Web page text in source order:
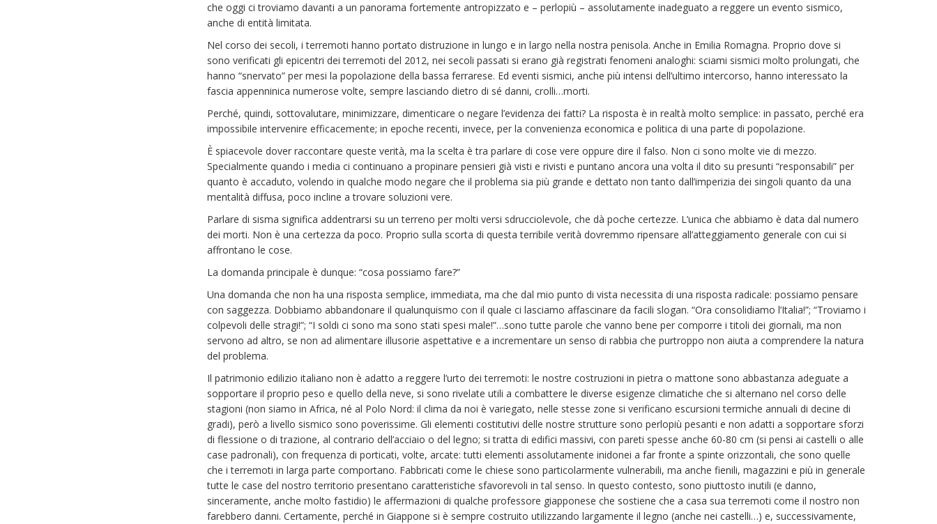
che oggi ci troviamo davanti a un panorama fortemente antropizzato e – perlopiù – assolutamente inadeguato a reggere un evento sismico,
anche di entità limitata.
Nel corso dei secoli, i terremoti hanno portato distruzione in lungo e in largo nella nostra penisola. Anche in Emilia Romagna. Proprio dove si
sono verificati gli epicentri dei terremoti del 2012, nei secoli passati si erano già registrati fenomeni analoghi: sciami sismici molto prolungati, che
hanno “snervato” per mesi la popolazione della bassa ferrarese. Ed eventi sismici, anche più intensi dell’ultimo intercorso, hanno interessato la
fascia appenninica numerose volte, sempre lasciando dietro di sé danni, crolli…morti.
Perché, quindi, sottovalutare, minimizzare, dimenticare o negare l’evidenza dei fatti? La risposta è in realtà molto semplice: in passato, perché era
impossibile intervenire efficacemente; in epoche recenti, invece, per la convenienza economica e politica di una parte di popolazione.
È spiacevole dover raccontare queste verità, ma la scelta è tra parlare di cose vere oppure dire il falso. Non ci sono molte vie di mezzo.
Specialmente quando i media ci continuano a propinare pensieri già visti e rivisti e puntano ancora una volta il dito su presunti “responsabili” per
quanto è accaduto, volendo in qualche modo negare che il problema sia più grande e dettato non tanto dall’imperizia dei singoli quanto da una
mentalità diffusa, poco incline a trovare soluzioni vere.
Parlare di sisma significa addentrarsi su un terreno per molti versi sdrucciolevole, che dà poche certezze. L’unica che abbiamo è data dal numero
dei morti. Non è una certezza da poco. Proprio sulla scorta di questa terribile verità dovremmo ripensare all’atteggiamento generale con cui si
affrontano le cose.
La domanda principale è dunque: “cosa possiamo fare?”
Una domanda che non ha una risposta semplice, immediata, ma che dal mio punto di vista necessita di una risposta radicale: possiamo pensare
con saggezza. Dobbiamo abbandonare il qualunquismo con il quale ci lasciamo affascinare da facili slogan. “Ora consolidiamo l’Italia!”; “Troviamo i
colpevoli delle stragi!”; “I soldi ci sono ma sono stati spesi male!”…sono tutte parole che vanno bene per comporre i titoli dei giornali, ma non
servono ad altro, se non ad alimentare illusorie aspettative e a incrementare un senso di rabbia che purtroppo non aiuta a comprendere la natura
del problema.
Il patrimonio edilizio italiano non è adatto a reggere l’urto dei terremoti: le nostre costruzioni in pietra o mattone sono abbastanza adeguate a
sopportare il proprio peso e quello della neve, si sono rivelate utili a combattere le diverse esigenze climatiche che si alternano nel corso delle
stagioni (non siamo in Africa, né al Polo Nord: il clima da noi è variegato, nelle stesse zone si verificano escursioni termiche annuali di decine di
gradi), però a livello sismico sono poverissime. Gli elementi costitutivi delle nostre strutture sono perlopiù pesanti e non adatti a sopportare sforzi
di flessione o di trazione, al contrario dell’acciaio o del legno; si tratta di edifici massivi, con pareti spesse anche 60-80 cm (si pensi ai castelli o alle
case padronali), con frequenza di porticati, volte, arcate: tutti elementi assolutamente inidonei a far fronte a spinte orizzontali, che sono quelle
che i terremoti in larga parte comportano. Fabbricati come le chiese sono particolarmente vulnerabili, ma anche fienili, magazzini e più in generale
tutte le case del nostro territorio presentano caratteristiche sfavorevoli in tal senso. In questo contesto, sono piuttosto inutili (e danno,
sinceramente, anche molto fastidio) le affermazioni di qualche professore giapponese che sostiene che a casa sua terremoti come il nostro non
farebbero danni. Certamente, perché in Giappone si è sempre costruito utilizzando largamente il legno (anche nei castelli…) e, successivamente,